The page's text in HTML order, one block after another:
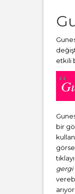
etkili
bir
gergi